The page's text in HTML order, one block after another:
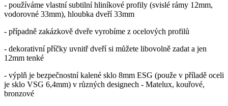
- používáme vlastní subtilní hliníkové profily (svislé rámy 12mm,
vodorovné 33mm), hloubka dveří 33mm
- případně zakázkově dveře vyrobíme z ocelových profilů
- dekorativní příčky uvnitř dveří si můžete libovolně zadat a jen
12mm tenké
- výplň je bezpečnostní kalené sklo 8mm ESG (použe v příladě oceli
je sklo VSG 6,4mm) v různých designech - Matelux, kouřové,
bronzové